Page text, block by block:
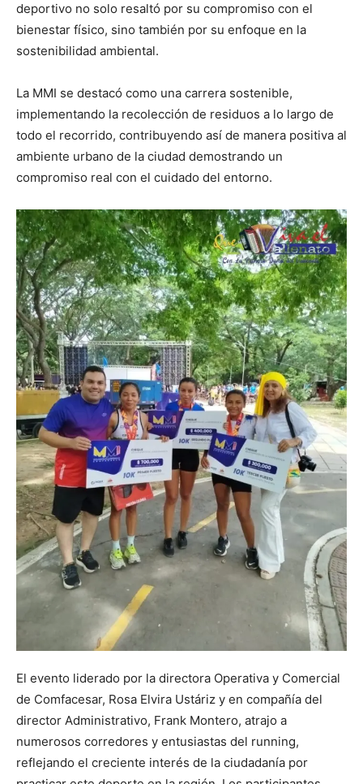
deportivo no solo resaltó por su compromiso con el
bienestar físico, sino también por su enfoque en la
sostenibilidad ambiental.
La MMI se destacó como una carrera sostenible,
implementando la recolección de residuos a lo largo de
todo el recorrido, contribuyendo así de manera positiva al
ambiente urbano de la ciudad demostrando un
compromiso real con el cuidado del entorno.
El evento liderado por la directora Operativa y Comercial
de Comfacesar, Rosa Elvira Ustáriz y en compañía del
director Administrativo, Frank Montero, atrajo a
numerosos corredores y entusiastas del running,
reflejando el creciente interés de la ciudadanía por